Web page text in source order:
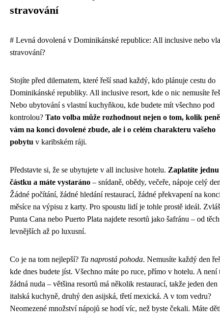
stravování
# Levná dovolená v Dominikánské republice: All inclusive nebo
stravování?
Stojíte před dilematem, které řeší snad každý, kdo plánuje cestu do
Dominikánské republiky. All inclusive resort, kde o nic nemusíte
Nebo ubytování s vlastní kuchyňkou, kde budete mít všechno pod
kontrolou? Tato volba může rozhodnout nejen o tom, kolik
vám na konci dovolené zbude, ale i o celém charakteru vašeho
pobytu v karibském ráji.
Představte si, že se ubytujete v all inclusive hotelu. Zaplatíte jednu
částku a máte vystaráno – snídaně, obědy, večeře, nápoje celý
Žádné počítání, žádné hledání restaurací, žádné překvapení na
měsíce na výpisu z karty. Pro spoustu lidí je tohle prostě ideál.
Punta Cana nebo Puerto Plata najdete resortů jako šafránu – od těch
levnějších až po luxusní.
Co je na tom nejlepší? Ta naprostá pohoda. Nemusíte každý den
kde dnes budete jíst. Všechno máte po ruce, přímo v hotelu. A není
žádná nuda – většina resortů má několik restaurací, takže jeden den
italská kuchyně, druhý den asijská, třetí mexická. A v tom vedru?
Neomezené množství nápojů se hodí víc, než byste čekali. Máte